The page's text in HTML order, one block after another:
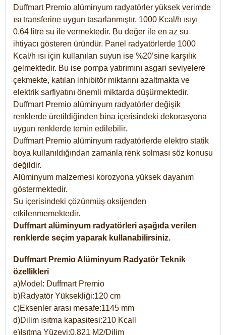
Duffmart Premio alüminyum radyatörler yüksek verimde
ısı transferine uygun tasarlanmıştır. 1000 Kcal/h ısıyı
0,64 litre su ile vermektedir. Bu değer ile en az su
ihtiyacı gösteren üründür. Panel radyatörlerde 1000
Kcal/h ısı için kullanılan suyun ise %20’sine karşılık
gelmektedir. Bu ise pompa yatırımını asgari seviyelere
çekmekte, katılan inhibitör miktarını azaltmakta ve
elektrik sarfiyatını önemli miktarda düşürmektedir.
Duffmart Premio alüminyum radyatörler değişik
renklerde üretildiğinden bina içerisindeki dekorasyona
uygun renklerde temin edilebilir.
Duffmart Premio alüminyum radyatörlerde elektro statik
boya kullanıldığından zamanla renk solması söz konusu
değildir.
Alüminyum malzemesi korozyona yüksek dayanım
göstermektedir.
Su içerisindeki çözünmüş oksijenden
etkilenmemektedir.
Duffmart alüminyum radyatörleri aşağıda verilen
renklerde seçim yaparak kullanabilirsiniz.
Duffmart Premio Alüminyum Radyatör Teknik
özellikleri
a)Model: Duffmart Premio
b)Radyatör Yüksekliği:120 cm
c)Eksenler arası mesafe:1145 mm
d)Dilim ısıtma kapasitesi:210 Kcall
e)Isıtma Yüzeyi:0,821 M2/Dilim